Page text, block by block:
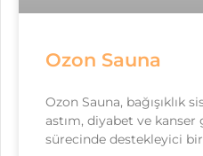
Ozon Sauna
Ozon Sauna, bağışıklık
astım, diyabet ve kanser
sürecinde destekleyici